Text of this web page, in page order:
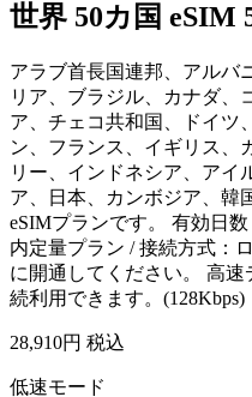
世界 50カ国 eSIM
アラブ首長国連邦、アルバ
リア、ブラジル、カナダ、
ア、チェコ共和国、ドイツ
ン、フランス、イギリス、
リー、インドネシア、アイ
ア、日本、カンボジア、韓
eSIMプランです。 有効日
内定量プラン / 接続方式：
に開通してください。 高
続利用できます。(128Kbps)
28,910円 税込
低速モード